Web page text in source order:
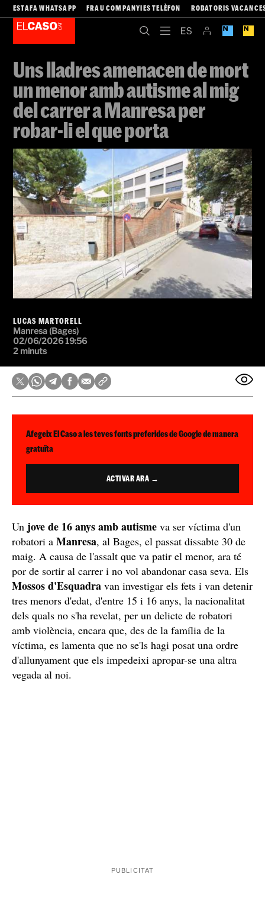
ESTAFA WHATSAPP FRAU COMPANYIES TELÈFON ROBATORIS
Uns lladres amenacen de mort
un menor amb autisme al mig
del carrer a Manresa per
robar-li el que porta
LUCAS MARTORELL
Manresa (Bages)
02/06/2026 19:56
2 minuts
Afegeix El Caso a les teves fonts preferides de Google de manera
gratuïta
ACTIVAR ARA →
Un jove de 16 anys amb autisme va ser víctima d'un
robatori a Manresa, al Bages, el passat dissabte 30 de
maig. A causa de l'assalt que va patir el menor, ara té
por de sortir al carrer i no vol abandonar casa seva. Els
Mossos d'Esquadra van investigar els fets i van detenir
tres menors d'edat, d'entre 15 i 16 anys, la nacionalitat
dels quals no s'ha revelat, per un delicte de robatori
amb violència, encara que, des de la família de la
víctima, es lamenta que no se'ls hagi posat una ordre
d'allunyament que els impedeixi apropar-se una altra
vegada al noi.